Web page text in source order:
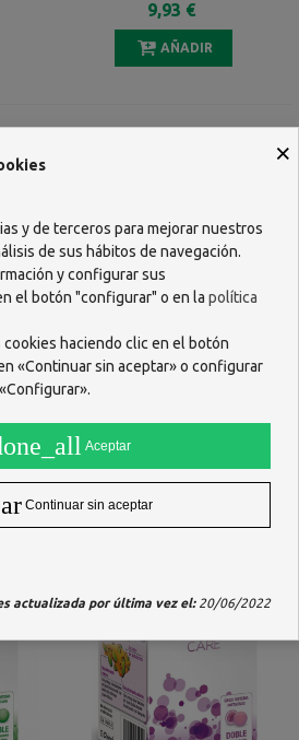
9,93 €
AÑADIR
PRODUO STOP 10 SOBRES
7,84 €
×
y de terceros para mejorar nuestros
de sus hábitos de navegación.
y configurar sus
el botón "configurar" o en la política
haciendo clic en el botón
«Continuar sin aceptar» o configurar
Aceptar
Continuar sin aceptar
actualizada por última vez el:20/06/2022